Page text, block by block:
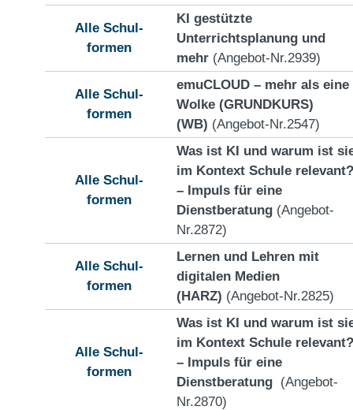
Alle Schul-
formen
KI gestützte
Unterrichtsplanung und
mehr (Angebot-Nr.2939)
Alle Schul-
formen
emuCLOUD – mehr als eine
Wolke (GRUNDKURS)
(WB) (Angebot-Nr.2547)
Alle Schul-
formen
Was ist KI und warum ist
im Kontext Schule relevant?
– Impuls für eine
Dienstberatung (Angebot-
Nr.2872)
Alle Schul-
formen
Lernen und Lehren mit
digitalen Medien
(HARZ) (Angebot-Nr.2825)
Alle Schul-
formen
Was ist KI und warum ist
im Kontext Schule relevant?
– Impuls für eine
Dienstberatung (Angebot-
Nr.2870)